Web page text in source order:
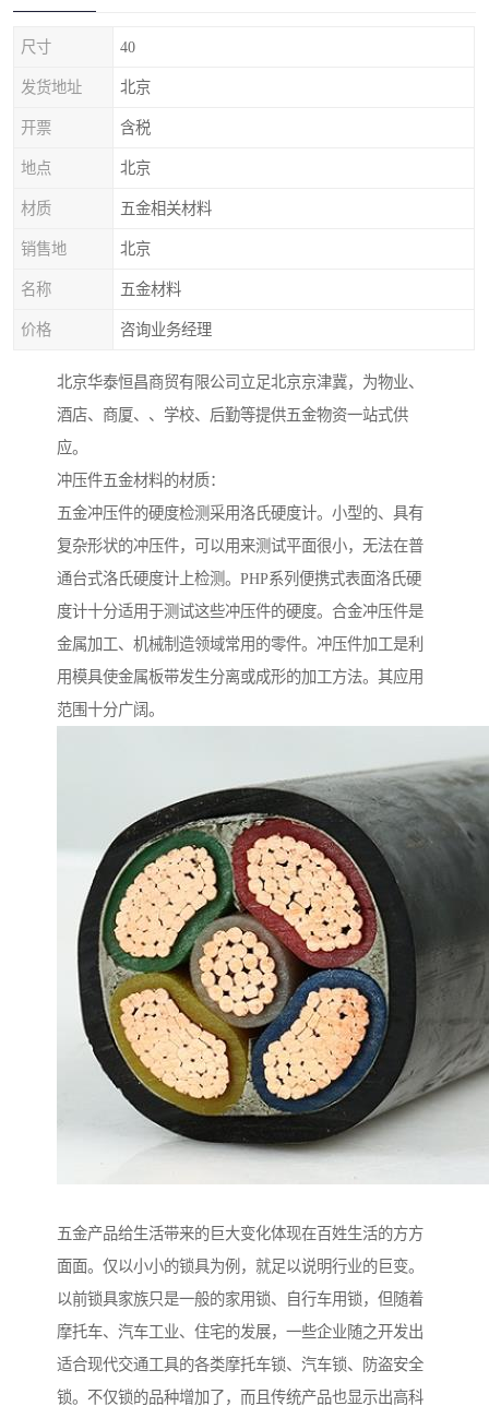
尺寸 40
发货地址 北京
开票 含税
地点 北京
材质 五金相关材料
销售地 北京
名称 五金材料
价格 咨询业务经理
北京华泰恒昌商贸有限公司立足北京京津冀，为物业、
酒店、商厦、、学校、后勤等提供五金物资一站式供
应。
冲压件五金材料的材质：
五金冲压件的硬度检测采用洛氏硬度计。小型的、具有
复杂形状的冲压件，可以用来测试平面很小，无法在普
通台式洛氏硬度计上检测。PHP系列便携式表面洛氏硬
度计十分适用于测试这些冲压件的硬度。合金冲压件是
金属加工、机械制造领域常用的零件。冲压件加工是利
用模具使金属板带发生分离或成形的加工方法。其应用
范围十分广阔。
五金产品给生活带来的巨大变化体现在百姓生活的方方
面面。仅以小小的锁具为例，就足以说明行业的巨变。
以前锁具家族只是一般的家用锁、自行车用锁，但随着
摩托车、汽车工业、住宅的发展，一些企业随之开发出
适合现代交通工具的各类摩托车锁、汽车锁、防盗安全
锁。不仅锁的品种增加了，而且传统产品也显示出高科